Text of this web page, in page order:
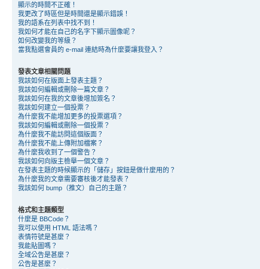
顯示的時間不正確！
我更改了時區但是時間還是顯示錯誤！
我的語系在列表中找不到！
我如何才能在自己的名字下顯示圖像呢？
如何改變我的等級？
當我點選會員的 e-mail 連結時為什麼要讓我登入？
發表文章相關問題
我該如何在版面上發表主題？
我該如何編輯或刪除一篇文章？
我該如何在我的文章後增加簽名？
我該如何建立一個投票？
為什麼我不能增加更多的投票選項？
我該如何編輯或刪除一個投票？
為什麼我不能訪問這個版面？
為什麼我不能上傳附加檔案？
為什麼我收到了一個警告？
我該如何向版主檢舉一個文章？
在發表主題的時候顯示的「儲存」按鈕是做什麼用的？
為什麼我的文章需要審核後才能發表？
我該如何 bump（推文）自己的主題？
格式和主題類型
什麼是 BBCode？
我可以使用 HTML 語法嗎？
表情符號是甚麼？
我能貼圖嗎？
全域公告是甚麼？
公告是甚麼？